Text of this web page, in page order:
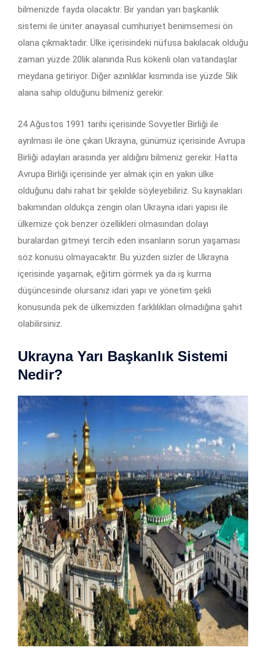
bilmenizde fayda olacaktır. Bir yandan yarı başkanlık
sistemi ile üniter anayasal cumhuriyet benimsemesi ön
olana çıkmaktadır. Ülke içerisindeki nüfusa bakılacak olduğu
zaman yüzde 20lik alanında Rus kökenli olan vatandaşlar
meydana getiriyor. Diğer azınlıklar kısmında ise yüzde 5lik
alana sahip olduğunu bilmeniz gerekir.
24 Ağustos 1991 tarihi içerisinde Sovyetler Birliği ile
ayrılması ile öne çıkan Ukrayna, günümüz içerisinde Avrupa
Birliği adayları arasında yer aldığını bilmeniz gerekir. Hatta
Avrupa Birliği içerisinde yer almak için en yakın ülke
olduğunu dahi rahat bir şekilde söyleyebiliriz. Su kaynakları
bakımından oldukça zengin olan Ukrayna idari yapısı ile
ülkemize çok benzer özellikleri olmasından dolayı
buralardan gitmeyi tercih eden insanların sorun yaşaması
söz konusu olmayacaktır. Bu yüzden sizler de Ukrayna
içerisinde yaşamak, eğitim görmek ya da iş kurma
düşüncesinde olursanız idari yapı ve yönetim şekli
konusunda pek de ülkemizden farklılıkları olmadığına şahit
olabilirsiniz.
Ukrayna Yarı Başkanlık Sistemi
Nedir?